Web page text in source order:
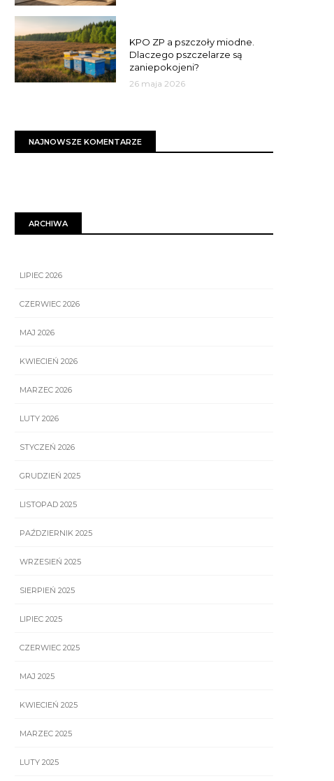
KPO ZP a pszczoły miodne.
Dlaczego pszczelarze są
zaniepokojeni?
26 maja 2026
NAJNOWSZE KOMENTARZE
ARCHIWA
LIPIEC 2026
CZERWIEC 2026
MAJ 2026
KWIECIEŃ 2026
MARZEC 2026
LUTY 2026
STYCZEŃ 2026
GRUDZIEŃ 2025
LISTOPAD 2025
PAŹDZIERNIK 2025
WRZESIEŃ 2025
SIERPIEŃ 2025
LIPIEC 2025
CZERWIEC 2025
MAJ 2025
KWIECIEŃ 2025
MARZEC 2025
LUTY 2025